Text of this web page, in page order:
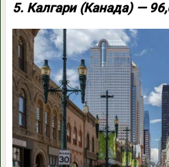
5. Калгари (Канада) —